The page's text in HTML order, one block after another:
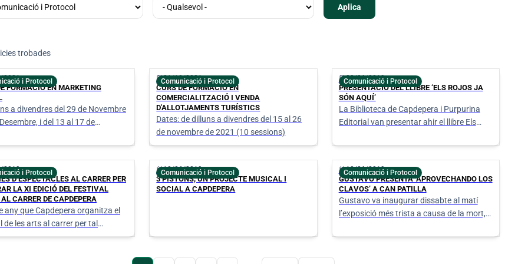
trobades
i Protocol
2021
FORMACIÓ EN MARKETING
a divendres del 29 de Novembre
i del 13 al 17 de
Comunicació i Protocol
calendar_today21/10/2021
CURS DE FORMACIÓ EN
COMERCIALITZACIÓ I VENDA
D'ALLOTJAMENTS TURÍSTICS
Dates: de dilluns a divendres del 15 al 26
de novembre de 2021 (10 sessions)
Comunicació i Protocol
calendar_today28/06/2019
PRESENTACIÓ DEL LLIBRE ‘ELS ROJOS JA
SÓN AQUÍ’
La Biblioteca de Capdepera i Purpurina
Editorial van presentar ahir el llibre Els
(Manacor, 1963).
i Protocol
2019
D’ESPECTACLES AL CARRER PER
LA XI EDICIÓ DEL FESTIVAL
AL CARRER DE CAPDEPERA
any que Capdepera organitza el
de les arts al carrer per tal
les diverses disciplines
Comunicació i Protocol
calendar_today10/06/2019
3 PISTONS, UN PROJECTE MUSICAL I
SOCIAL A CAPDEPERA
Comunicació i Protocol
calendar_today10/06/2019
GUSTAVO PRESENTA ‘APROVECHANDO LOS
CLAVOS’ A CAN PATILLA
Gustavo va inaugurar dissabte al matí
l’exposició més trista a causa de la mort,